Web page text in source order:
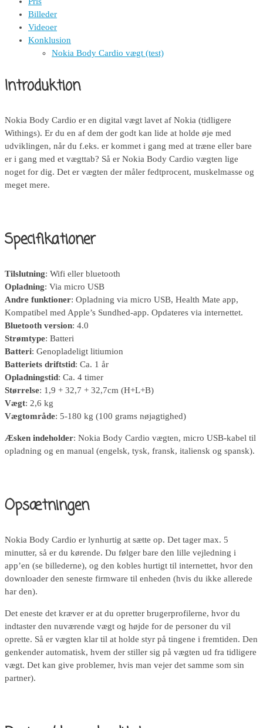
Billeder
Videoer
Konklusion
Nokia Body Cardio vægt (test)
Introduktion
Nokia Body Cardio er en digital vægt lavet af Nokia (tidligere
Withings). Er du en af dem der godt kan lide at holde øje med
udviklingen, når du f.eks. er kommet i gang med at træne eller bare
er i gang med et vægttab? Så er Nokia Body Cardio vægten lige
noget for dig. Det er vægten der måler fedtprocent, muskelmasse og
meget mere.
Specifikationer
Tilslutning: Wifi eller bluetooth
Opladning: Via micro USB
Andre funktioner: Opladning via micro USB, Health Mate app,
Kompatibel med Apple’s Sundhed-app. Opdateres via internettet.
Bluetooth version: 4.0
Strømtype: Batteri
Batteri: Genopladeligt litiumion
Batteriets driftstid: Ca. 1 år
Opladningstid: Ca. 4 timer
Størrelse: 1,9 + 32,7 + 32,7cm (H+L+B)
Vægt: 2,6 kg
Vægtområde: 5-180 kg (100 grams nøjagtighed)
Æsken indeholder: Nokia Body Cardio vægten, micro USB-kabel til
opladning og en manual (engelsk, tysk, fransk, italiensk og spansk).
Opsætningen
Nokia Body Cardio er lynhurtig at sætte op. Det tager max. 5
minutter, så er du kørende. Du følger bare den lille vejledning i
app’en (se billederne), og den kobles hurtigt til internettet, hvor den
downloader den seneste firmware til enheden (hvis du ikke allerede
har den).
Det eneste det kræver er at du opretter brugerprofilerne, hvor du
indtaster den nuværende vægt og højde for de personer du vil
oprette. Så er vægten klar til at holde styr på tingene i fremtiden. Den
genkender automatisk, hvem der stiller sig på vægten ud fra tidligere
vægt. Det kan give problemer, hvis man vejer det samme som sin
partner).